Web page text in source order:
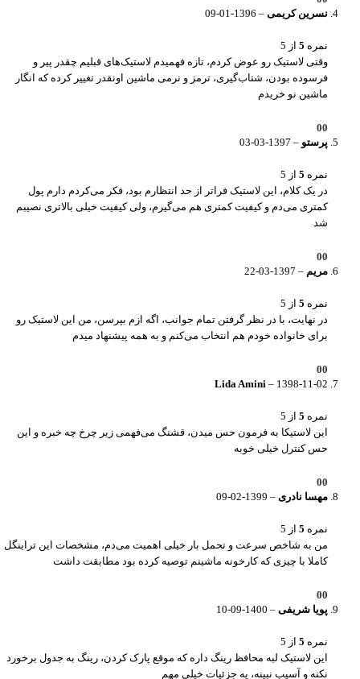
نسرین کریمی –
1396-01-09
نمره 5 از 5
وقتی لاستیک رو عوض کردم، تازه فهمیدم لاستیک‌های قبلیم چقدر پیر و
فرسوده بودن، شتاب‌گیری، ترمز و نرمی ماشین اونقدر تغییر کرده که انگار
ماشین نو خریدم
0
0
پرستو –
1397-03-03
نمره 5 از 5
در یک کلام، این لاستیک فراتر از حد انتظارم بود، فکر می‌کردم دارم پول
کمتری می‌دم و کیفیت کمتری هم می‌گیرم، ولی کیفیت خیلی بالاتری نصیبم
شد
0
0
مریم –
1397-03-22
نمره 5 از 5
در نهایت، با در نظر گرفتن تمام جوانب، اگه ازم بپرسن، من این لاستیک رو
برای خانواده خودم هم انتخاب می‌کنم و به همه پیشنهاد میدم
0
0
Lida Amini – 1398-11-02
نمره 5 از 5
این لاستیکا به فرمون حس میدن، قشنگ می‌فهمی زیر چرخ چه خبره و این
حس کنترل خیلی خوبه
0
0
مهسا نادری –
1399-02-09
نمره 5 از 5
من به شاخص سرعت و تحمل بار خیلی اهمیت می‌دم، مشخصات این تراینگل
کاملا با چیزی که کارخونه ماشینم توصیه کرده بود مطابقت داشت
0
0
پویا شریفی –
1400-09-10
نمره 5 از 5
این لاستیک لبه محافظ رینگ داره که موقع پارک کردن، رینگ به جدول برخورد
نکنه و آسیب نبینه، یه جزئیات خیلی مهم